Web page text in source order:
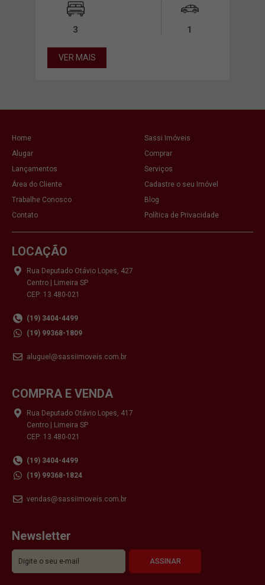
3 1
VER MAIS
Home
Sassi Imóveis
Alugar
Comprar
Lançamentos
Serviços
Área do Cliente
Cadastre o seu Imóvel
Trabalhe Conosco
Blog
Contato
Política de Privacidade
LOCAÇÃO
Rua Deputado Otávio Lopes, 427
Centro | Limeira SP
CEP: 13.480-021
(19) 3404-4499
(19) 99368-1809
aluguel@sassiimoveis.com.br
COMPRA E VENDA
Rua Deputado Otávio Lopes, 417
Centro | Limeira SP
CEP: 13.480-021
(19) 3404-4499
(19) 99368-1824
vendas@sassiimoveis.com.br
Newsletter